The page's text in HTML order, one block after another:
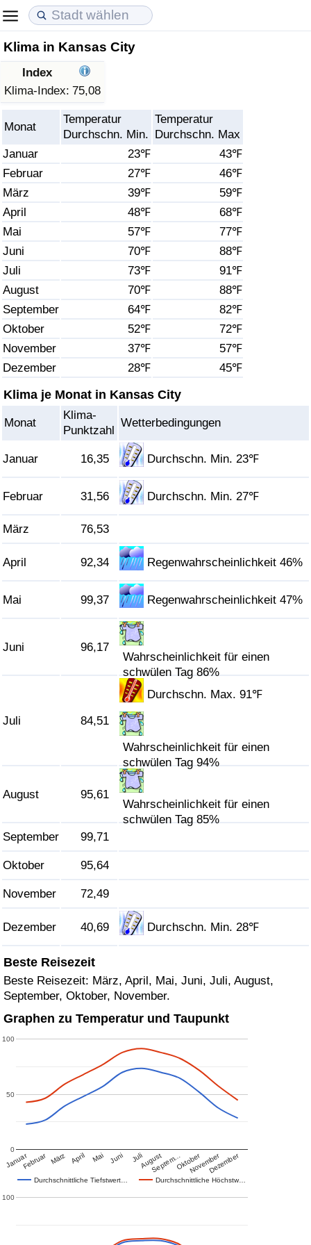
Klima in Kansas City
Index
Klima-Index: 75,08
Monat
Temperatur
Durchschn. Min.
Temperatur
Durchschn. Max
Januar
23℉
43℉
Februar
27℉
46℉
März
39℉
59℉
April
48℉
68℉
Mai
57℉
77℉
Juni
70℉
88℉
Juli
73℉
91℉
August
70℉
88℉
September
64℉
82℉
Oktober
52℉
72℉
November
37℉
57℉
Dezember
28℉ 45℉
Klima je Monat in Kansas City
Monat
Klima-
Punktzahl
Wetterbedingungen
Januar 16,35 Durchschn. Min. 23℉
Februar 31,56 Durchschn. Min. 27℉
März 76,53
April 92,34 Regenwahrscheinlichkeit 46%
Mai 99,37 Regenwahrscheinlichkeit 47%
Juni 96,17
Wahrscheinlichkeit für einen
schwülen Tag 86%
Juli 84,51
Durchschn. Max. 91℉
Wahrscheinlichkeit für einen
schwülen Tag 94%
August 95,61
Wahrscheinlichkeit für einen
schwülen Tag 85%
September
99,71
Oktober 95,64
November 72,49
Dezember 40,69 Durchschn. Min. 28℉
Beste Reisezeit
Beste Reisezeit: März, April, Mai, Juni, Juli, August,
September, Oktober, November.
Graphen zu Temperatur und Taupunkt
Durchschnittliche Tiefstwert… Durchschnittliche Höchstw…
JanuarFebruar März April Mai Juni JuliAugustSeptem…OktoberNovemberDezember
0
50
100
100
Lebenshaltungskosten
Lebenshaltungskosten-Index (aktuell)
Lebenshaltungskosten-Index
Lebenshaltungskosten-Index nach Land
in Akaba
Immobilienpreise
Immobilienpreis-Index (aktuell)
Immobilienpreis-Index
Immobilienpreis-Index nach Land
Lebensqualität
Lebensqualität-Index
Lebensqualität-Index (aktuell)
Lebensqualitätsindex nach Land
Kriminalität
Kriminalitäts-Index (aktuell)
Kriminalitäts-Index
Kriminalitätsindex nach Land
Gesundheitsversorgung
Gesundheitsversorgungs-Index (aktuell)
Gesundheitsversorgungs-Index nach Land
Umweltverschmutzung
Verschmutzungsindex
Umweltverschmutzungs-Index nach Land
Verkehrs-Index
Verkehrs-Index (aktuell)
Verkehrs-Index nach Land